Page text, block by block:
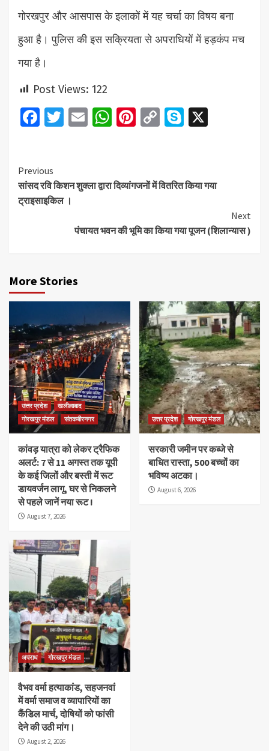
गोरखपुर और आसपास के इलाकों में यह चर्चा का विषय बना
हुआ है। पुलिस की इस सक्रियता से अपराधियों में हड़कंप मच
गया है।
Post Views: 122
Facebook
Twitter
EmailWhatsApp
Pinterest
CopySkype
Continue
Reading
Previous
सांसद रवि किशन शुक्ला द्वारा दिव्यांगजनों में वितरित किया गया
ट्राइसाइकिल ।
Next
पंचायत भवन की भूमि का किया गया पूजन (शिलान्यास )
More Stories
उत्तर प्रदेश
खलीलाबाद
गोरखपुर मंडल
संतकबीरनगर
कांवड़ यात्रा को लेकर ट्रैफिक
अलर्ट: 7 से 11 अगस्त तक यूपी
के कई जिलों और बस्ती में रूट
डायवर्जन लागू, घर से निकलने
से पहले जानें नया रूट !
August 7, 2026
उत्तर प्रदेश गोरखपुर मंडल
सरकारी जमीन पर कब्जे से
बाधित रास्ता, 500 बच्चों का
भविष्य अटका।
August 6, 2026
अपराध गोरखपुर मंडल
वैभव वर्मा हत्याकांड, सहजनवां
में वर्मा समाज व व्यापारियों का
कैंडिल मार्च, दोषियों को फांसी
देने की उठी मांग।
August 2, 2026